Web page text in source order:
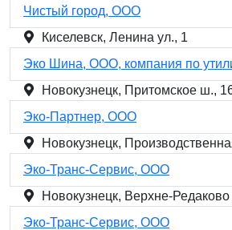
Чистый город, ООО
Киселевск, Ленина ул., 1
Эко Шина, ООО, компания по
Новокузнецк, Притомское ш.,
Эко-Партнер, ООО
Новокузнецк,
Эко-Транс-Сервис, ООО
Новокузнецк, Верхне-Редаково
Эко-Транс-Сервис, ООО